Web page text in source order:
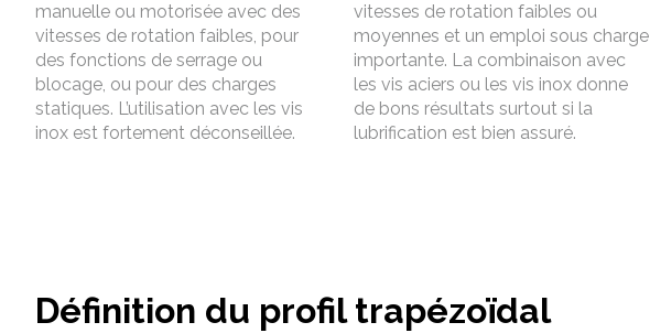
manuelle ou motorisée avec des
vitesses de rotation faibles, pour
des fonctions de serrage ou
blocage, ou pour des charges
statiques. L’utilisation avec les vis
inox est fortement déconseillée.
vitesses de rotation faibles ou
moyennes et un emploi sous charge
importante. La combinaison avec
les vis aciers ou les vis inox donne
de bons résultats surtout si la
lubrification est bien assuré.
Définition du profil trapézoïdal